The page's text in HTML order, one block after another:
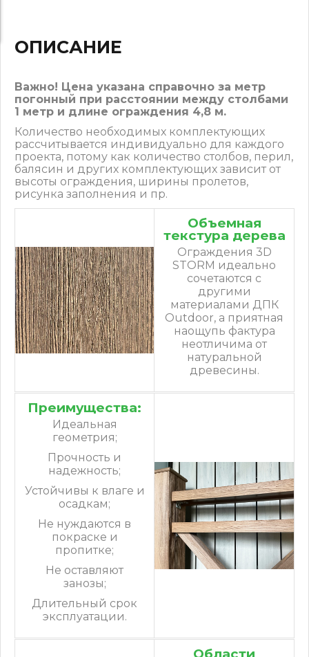
ОПИСАНИЕ
Важно! Цена указана справочно за метр
погонный при расстоянии между столбами
1 метр и длине ограждения 4,8 м.
Количество необходимых комплектующих
рассчитывается индивидуально для каждого
проекта, потому как количество столбов, перил,
балясин и других комплектующих зависит от
высоты ограждения, ширины пролетов,
рисунка заполнения и пр.
Объемная
текстура дерева
Ограждения 3D
STORM идеально
сочетаются с
другими
материалами ДПК
Outdoor, а приятная
наощупь фактура
неотличима от
натуральной
древесины.
Преимущества:
Идеальная
геометрия;
Прочность и
надежность;
Устойчивы к влаге и
осадкам;
Не нуждаются в
покраске и
пропитке;
Не оставляют
занозы;
Длительный срок
эксплуатации.
Области